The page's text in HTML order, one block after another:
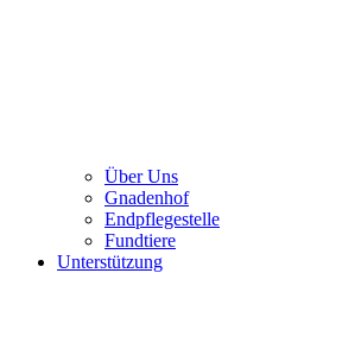
Über Uns
Gnadenhof
Endpflegestelle
Fundtiere
Unterstützung